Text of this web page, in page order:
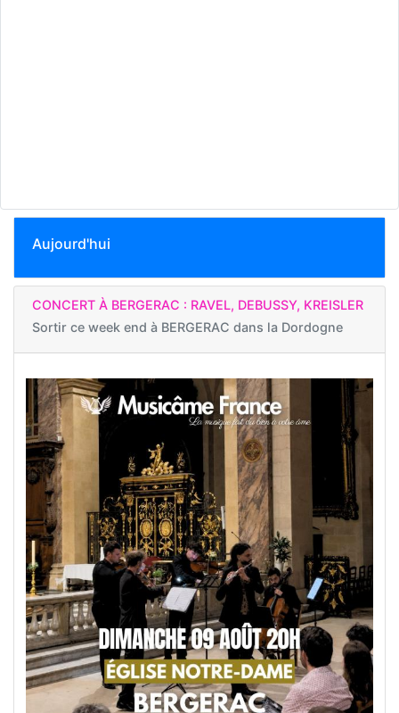
Aujourd'hui
CONCERT À BERGERAC : RAVEL, DEBUSSY, KREISLER
Sortir ce week end à BERGERAC dans la Dordogne